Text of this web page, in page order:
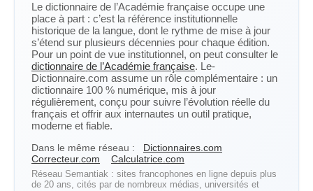
Le dictionnaire de l’Académie française occupe une
place à part : c’est la référence institutionnelle
historique de la langue, dont le rythme de mise à jour
s’étend sur plusieurs décennies pour chaque édition.
Pour un point de vue institutionnel, on peut consulter le
dictionnaire de l’Académie française. Le-
Dictionnaire.com assume un rôle complémentaire : un
dictionnaire 100 % numérique, mis à jour
régulièrement, conçu pour suivre l’évolution réelle du
français et offrir aux internautes un outil pratique,
moderne et fiable.
Dans le même réseau :
Dictionnaires.com
Correcteur.com
Calculatrice.com
Réseau Semantiak : sites francophones en ligne depuis plus
de 20 ans, cités par de nombreux médias, universités et